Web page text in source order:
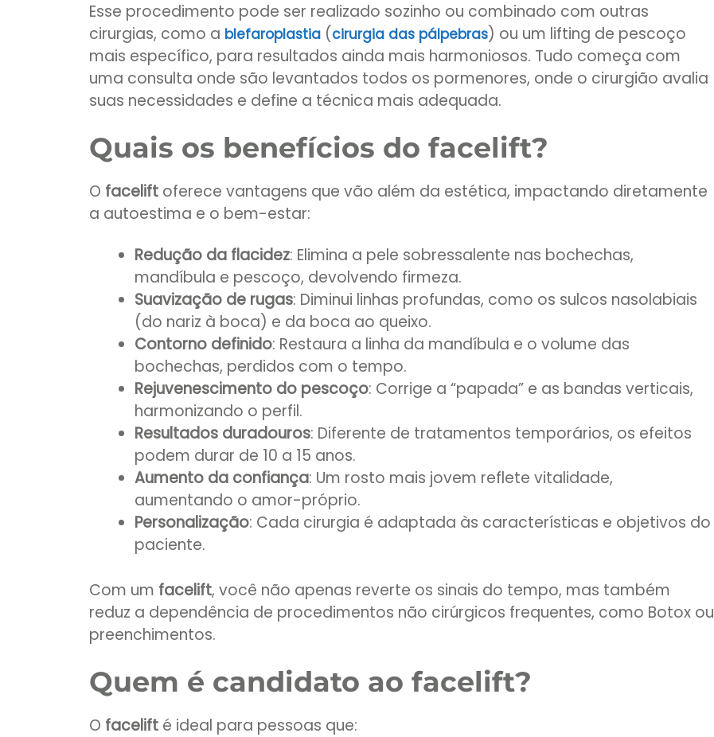
Esse procedimento pode ser realizado sozinho ou combinado com outras
cirurgias, como a blefaroplastia (cirurgia das pálpebras) ou um lifting de pescoço
mais específico, para resultados ainda mais harmoniosos. Tudo começa com
uma consulta onde são levantados todos os pormenores, onde o cirurgião avalia
suas necessidades e define a técnica mais adequada.
Quais os benefícios do facelift?
O facelift oferece vantagens que vão além da estética, impactando diretamente
a autoestima e o bem-estar:
Redução da flacidez: Elimina a pele sobressalente nas bochechas,
mandíbula e pescoço, devolvendo firmeza.
Suavização de rugas: Diminui linhas profundas, como os sulcos nasolabiais
(do nariz à boca) e da boca ao queixo.
Contorno definido: Restaura a linha da mandíbula e o volume das
bochechas, perdidos com o tempo.
Rejuvenescimento do pescoço: Corrige a “papada” e as bandas verticais,
harmonizando o perfil.
Resultados duradouros: Diferente de tratamentos temporários, os efeitos
podem durar de 10 a 15 anos.
Aumento da confiança: Um rosto mais jovem reflete vitalidade,
aumentando o amor-próprio.
Personalização: Cada cirurgia é adaptada às características e objetivos do
paciente.
Com um facelift, você não apenas reverte os sinais do tempo, mas também
reduz a dependência de procedimentos não cirúrgicos frequentes, como Botox ou
preenchimentos.
Quem é candidato ao facelift?
O facelift é ideal para pessoas que: